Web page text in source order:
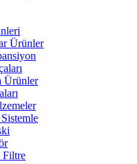
Ürünler
Ürünler
Filtre